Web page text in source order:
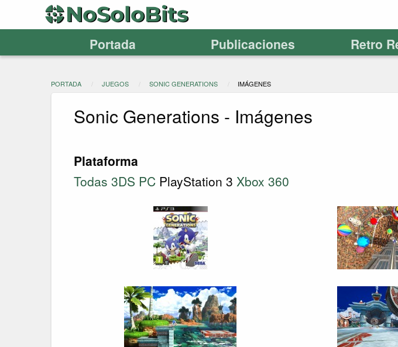
Portada Publicaciones Retro
PORTADA JUEGOS SONIC GENERATIONS IMÁGENES
Sonic Generations - Imágenes
Plataforma
Todas 3DS PC PlayStation 3 Xbox 360